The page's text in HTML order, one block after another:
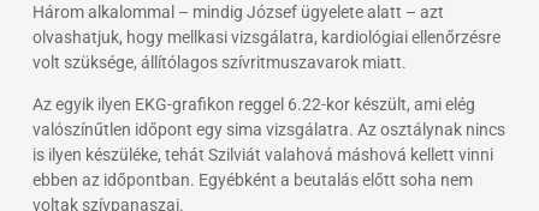
Három alkalommal – mindig József ügyelete alatt – azt
olvashatjuk, hogy mellkasi vizsgálatra, kardiológiai ellenőrzésre
volt szüksége, állítólagos szívritmuszavarok miatt.
Az egyik ilyen EKG-grafikon reggel 6.22-kor készült, ami elég
valószínűtlen időpont egy sima vizsgálatra. Az osztálynak nincs
is ilyen készüléke, tehát Szilviát valahová máshová kellett vinni
ebben az időpontban. Egyébként a beutalás előtt soha nem
voltak szívpanaszai.